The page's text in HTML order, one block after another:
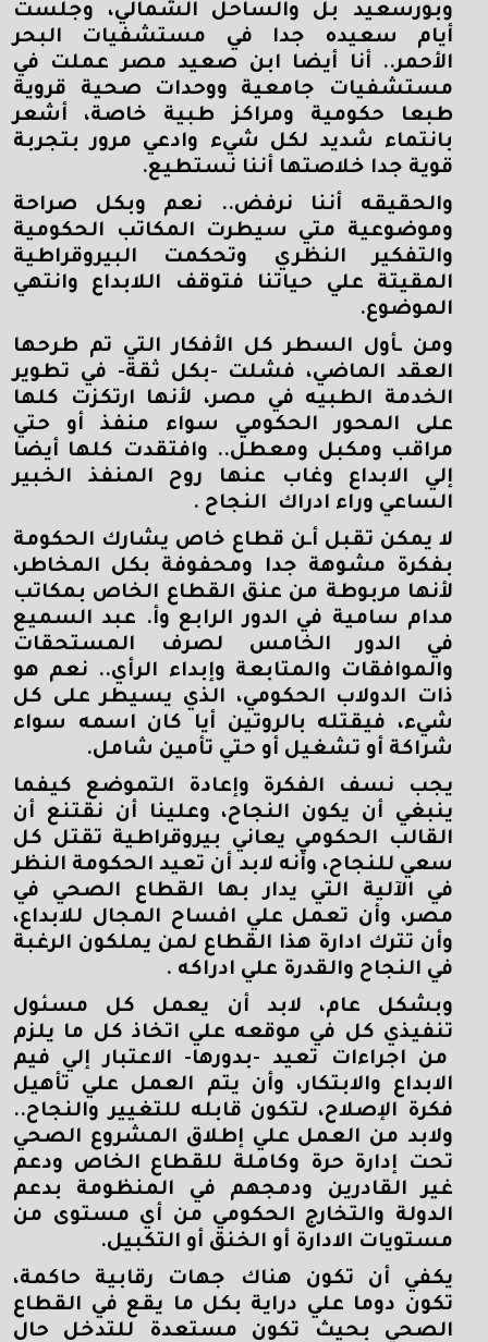
وبورسعيد بل والساحل الشمالي، وجلست
أيام سعيده جدا في مستشفيات البحر
الأحمر.. أنا أيضا ابن صعيد مصر عملت في
مستشفيات جامعية ووحدات صحية قروية
طبعا حكومية ومراكز طبية خاصة، أشعر
بانتماء شديد لكل شيء وادعي مرور بتجربة
قوية جدا خلاصتها أننا نستطيع.
والحقيقه أننا نرفض.. نعم وبكل صراحة
وموضوعية متي سيطرت المكاتب الحكومية
والتفكير النظري وتحكمت البيروقراطية
المقيتة علي حياتنا فتوقف اللابداع وانتهي
الموضوع.
ومن ـأول السطر كل الأفكار التي تم طرحها
العقد الماضي، فشلت -بكل ثقة- في تطوير
الخدمة الطبيه في مصر، لأنها ارتكزت كلها
على المحور الحكومي سواء منفذ أو حتي
مراقب ومكبل ومعطل.. وافتقدت كلها أيضا
إلي الابداع وغاب عنها روح المنفذ الخبير
الساعي وراء ادراك النجاح .
لا يمكن تقبل أـن قطاع خاص يشارك الحكومة
بفكرة مشوهة جدا ومحفوفة بكل المخاطر،
لأنها مربوطة من عنق القطاع الخاص بمكاتب
مدام سامية في الدور الرابع وأ. عبد السميع
في الدور الخامس لصرف المستحقات
والموافقات والمتابعة وإبداء الرأي.. نعم هو
ذات الدولاب الحكومي، الذي يسيطر على كل
شيء، فيقتله بالروتين أيا كان اسمه سواء
شراكة أو تشغيل أو حتي تأمين شامل.
يجب نسف الفكرة وإعادة التموضع كيفما
ينبغي أن يكون النجاح، وعلينا أن نقتنع أن
القالب الحكومي يعاني بيروقراطية تقتل كل
سعي للنجاح، وأنه لابد أن تعيد الحكومة النظر
في الآلية التي يدار بها القطاع الصحي في
مصر، وأن تعمل علي افساح المجال للابداع،
وأن تترك ادارة هذا القطاع لمن يملكون الرغبة
في النجاح والقدرة علي ادراكه .
وبشكل عام، لابد أن يعمل كل مسئول
تنفيذي كل في موقعه علي اتخاذ كل ما يلزم
من اجراءات تعيد -بدورها- الاعتبار إلي فيم
الابداع والابتكار، وأن يتم العمل علي تأهيل
فكرة الإصلاح، لتكون قابله للتغيير والنجاح..
ولابد من العمل علي إطلاق المشروع الصحي
تحت إدارة حرة وكاملة للقطاع الخاص ودعم
غير القادرين ودمجهم في المنظومة بدعم
الدولة والتخارج الحكومي من أي مستوى من
مستويات الادارة أو الخنق أو التكبيل.
يكفي أن تكون هناك جهات رقابية حاكمة،
تكون دوما علي دراية بكل ما يقع في القطاع
الصحي بحيث تكون مستعدة للتدخل حال